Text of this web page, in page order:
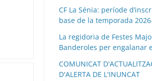
CF La Sénia: període
base de la temporada
La regidoria de Festes
Banderoles per engalanar
COMUNICAT
D'ALERTA DE L'INUNCAT